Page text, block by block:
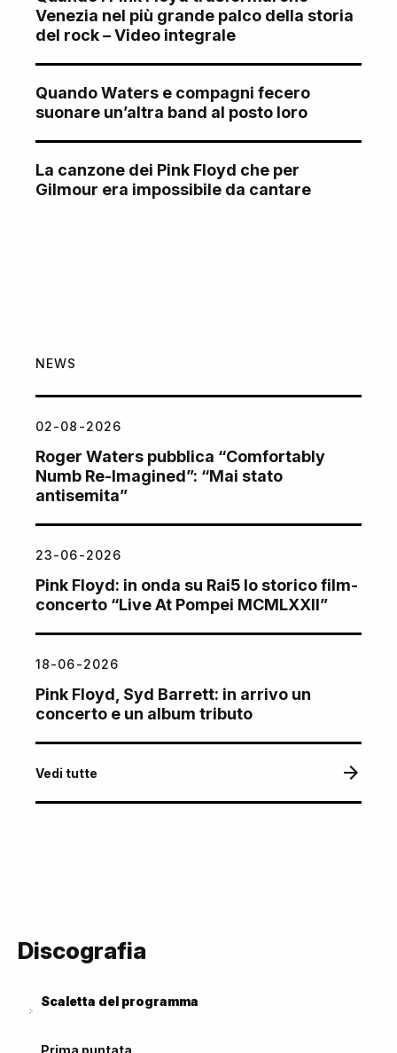
Venezia nel più grande palco della storia
del rock – Video integrale
Quando Waters e compagni fecero
suonare un’altra band al posto loro
La canzone dei Pink Floyd che per
Gilmour era impossibile da cantare
NEWS
02-08-2026
Roger Waters pubblica “Comfortably
Numb Re-Imagined”: “Mai stato
antisemita”
23-06-2026
Pink Floyd: in onda su Rai5 lo storico film-
concerto “Live At Pompei MCMLXXII”
18-06-2026
Pink Floyd, Syd Barrett: in arrivo un
concerto e un album tributo
Vedi tutte
Discografia
Scaletta del programma